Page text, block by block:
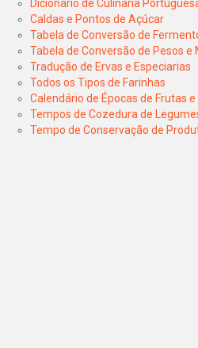
Dicionário de Culinária
Caldas e Pontos de Açúcar
Tabela de Conversão de
Tabela de Conversão de Pesos e
Tradução de Ervas e Especiarias
Todos os Tipos de Farinhas
Calendário de Épocas de Frutas
Tempos de Cozedura de
Tempo de Conservação de